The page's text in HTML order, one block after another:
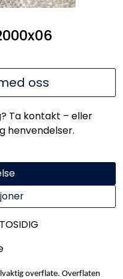
oss
Ta kontakt – eller
henvendelser.
overflate. Overflaten